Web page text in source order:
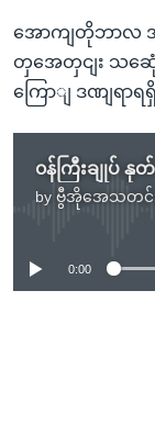
အောကျတိုဘာလ အ
တှအေတှငျး သဆေုံး
ကြောျ ဒဏျရာရ
by ဗွီအိုအေသတင်း
No
0:00